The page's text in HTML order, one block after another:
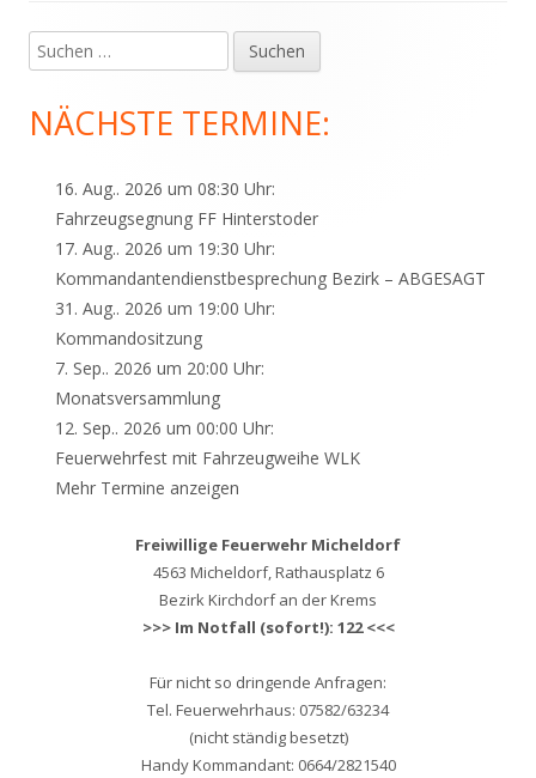
Haupt-
Seitenleiste
Suchen
nach:
NÄCHSTE TERMINE:
16. Aug.. 2026 um 08:30 Uhr:
Fahrzeugsegnung FF Hinterstoder
17. Aug.. 2026 um 19:30 Uhr:
Kommandantendienstbesprechung Bezirk – ABGESAGT
31. Aug.. 2026 um 19:00 Uhr:
Kommandositzung
7. Sep.. 2026 um 20:00 Uhr:
Monatsversammlung
12. Sep.. 2026 um 00:00 Uhr:
Feuerwehrfest mit Fahrzeugweihe WLK
Mehr Termine anzeigen
Freiwillige Feuerwehr Micheldorf
4563 Micheldorf, Rathausplatz 6
Bezirk Kirchdorf an der Krems
>>> Im Notfall (sofort!): 122 <<<
Für nicht so dringende Anfragen:
Tel. Feuerwehrhaus: 07582/63234
(nicht ständig besetzt)
Handy Kommandant: 0664/2821540